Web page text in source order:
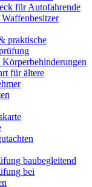
für Autofahrende
praktische
für ältere
baubegleitend
bei